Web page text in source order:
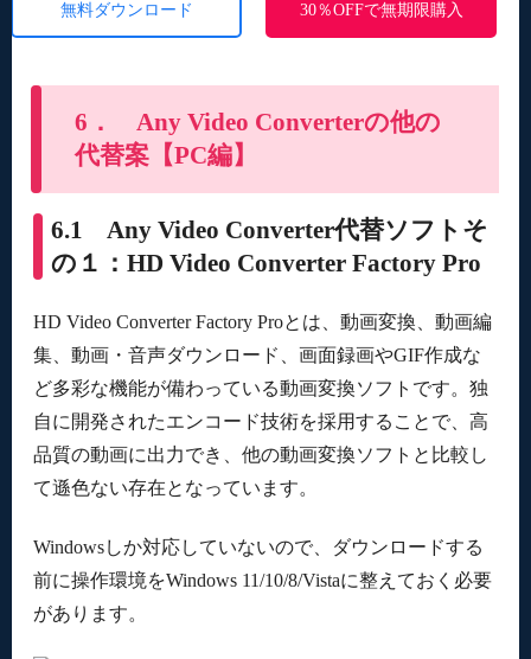
無料ダウンロード 30％OFFで無期限購入
6． Any Video Converterの他の
代替案【PC編】
6.1 Any Video Converter代替ソフトそ
の１：HD Video Converter Factory Pro
HD Video Converter Factory Proとは、動画変換、動画編
集、動画・音声ダウンロード、画面録画やGIF作成な
ど多彩な機能が備わっている動画変換ソフトです。独
自に開発されたエンコード技術を採用することで、高
品質の動画に出力でき、他の動画変換ソフトと比較し
て遜色ない存在となっています。
Windowsしか対応していないので、ダウンロードする
前に操作環境をWindows 11/10/8/Vistaに整えておく必要
があります。